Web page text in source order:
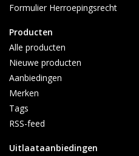
Afhalen alleen op afspraak
Contact:
info@topautoparts.nl
0541-700-233
0613626597 (Whatsapp)
Maandag t/m vrijdag 08:30 - 17:00
Formulier Herroepingsrecht
Producten
Alle producten
Nieuwe producten
Aanbiedingen
Merken
Tags
RSS-feed
Uitlaataanbiedingen